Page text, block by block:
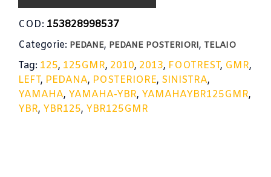
COD: 153828998537
Categorie: PEDANE, PEDANE POSTERIORI, TELAIO
Tag: 125, 125GMR, 2010, 2013, FOOTREST, GMR,
LEFT, PEDANA, POSTERIORE, SINISTRA,
YAMAHA, YAMAHA-YBR, YAMAHAYBR125GMR,
YBR, YBR125, YBR125GMR